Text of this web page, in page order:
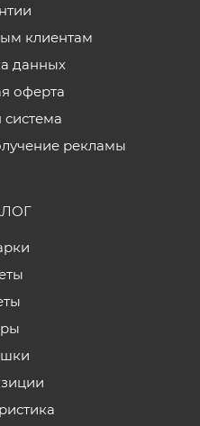
клиентам
данных
оферта
система
рекламы